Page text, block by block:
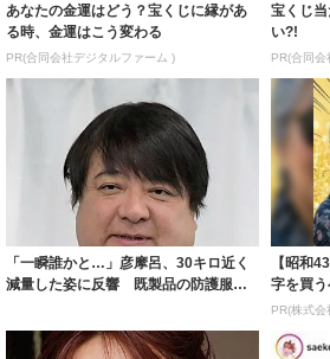
あなたの金運はどう？宝くじに縁があ
る時、金運はこう変わる
PR(合同会社デジタルファーム )
宝くじ
い?!
PR(合同
「一瞬誰かと…」彦摩呂、30キロ近く
減量した姿に反響 既製品の防護服が
【昭和
字を買
致」する
PR(株式会